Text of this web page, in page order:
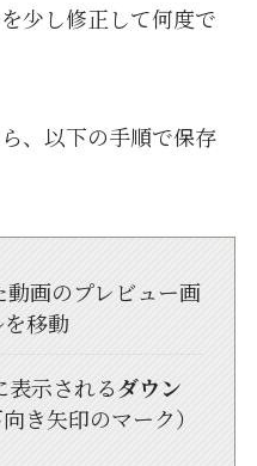
少し修正して何度で
、以下の手順で保存
画のプレビュー画
移動
表示されるダウン
き矢印のマーク）